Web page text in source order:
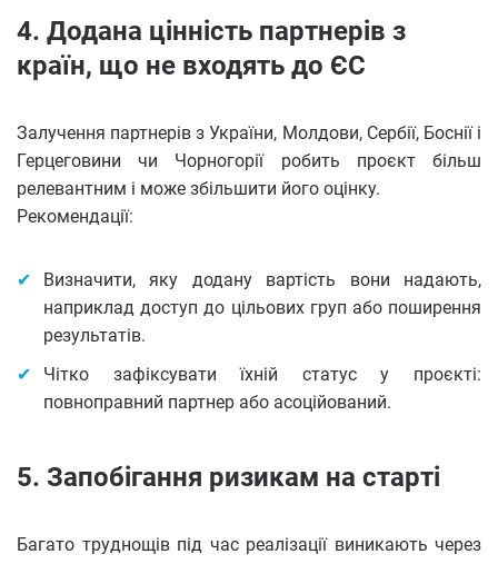
4. Додана цінність партнерів з
країн, що не входять до ЄС
Залучення партнерів з України, Молдови, Сербії, Боснії і
Герцеговини чи Чорногорії робить проєкт більш
релевантним і може збільшити його оцінку.
Рекомендації:
Визначити, яку додану вартість вони надають,
наприклад доступ до цільових груп або поширення
результатів.
Чітко зафіксувати їхній статус у проєкті:
повноправний партнер або асоційований.
5. Запобігання ризикам на старті
Багато труднощів під час реалізації виникають через